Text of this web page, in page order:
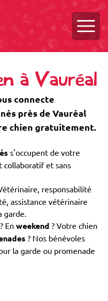
à Vauréal
connecte
près de Vauréal
chien gratuitement.
s'occupent de votre
et sans
responsabilité
assistance vétérinaire
garde.
? En weekend ? Votre chien
? Nos bénévoles
la garde ou promenade